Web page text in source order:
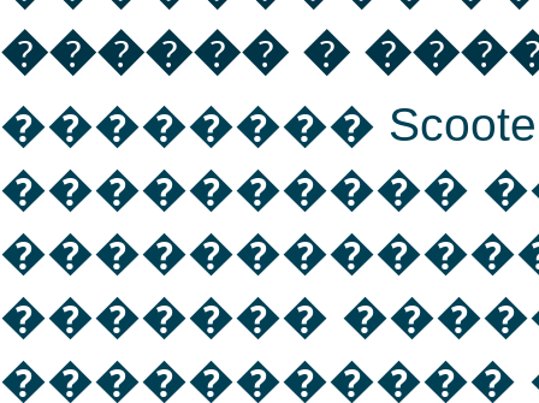
������ �
��������
����������
�������
�����������